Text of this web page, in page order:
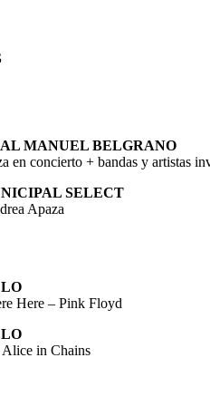
MANUEL BELGRANO
en concierto + bandas y artistas
SELECT
Apaza
Here – Pink Floyd
Alice in Chains